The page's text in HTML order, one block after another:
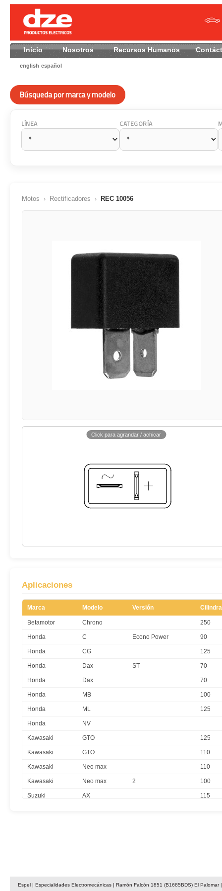
Inicio Nosotros Recursos Humanos
english español
Búsqueda por marca y modelo
LÍNEA CATEGORÍA
Motos › Rectificadores › REC 10056
Click para agrandar / achicar
Aplicaciones
Marca Modelo Versión
Betamotor Chrono 250
Honda C Econo Power 90
Honda CG 125
Honda Dax ST 70
Honda Dax 70
Honda MB 100
Honda ML 125
Honda NV
Kawasaki GTO 125
Kawasaki GTO 110
Kawasaki Neo max 110
Kawasaki Neo max 2 100
Suzuki AX 115
Espel | Especialidades Electromecánicas | Ramón Falcón 1851 (B1685BDS) El